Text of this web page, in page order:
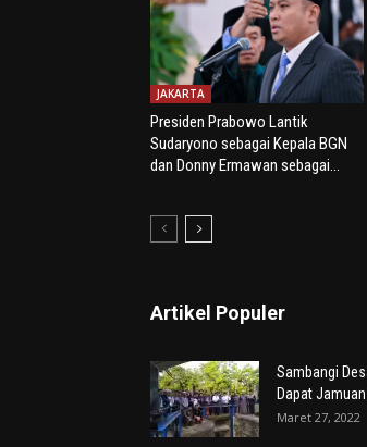
JAKARTA
Presiden Prabowo Lantik
Sudaryono sebagai Kepala BGN
dan Donny Ermawan sebagai...
Artikel Populer
Sambangi
Dapat
Maret 27, 2022